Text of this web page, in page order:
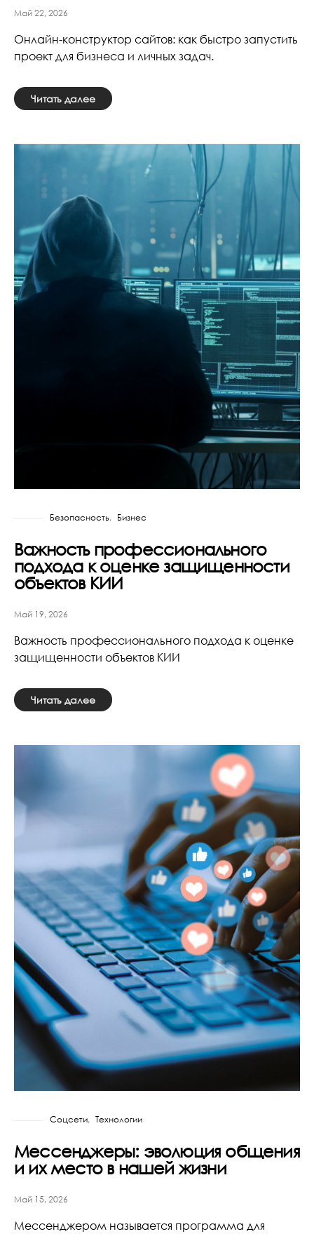
Май 22, 2026
Онлайн-конструктор сайтов: как быстро запустить
проект для бизнеса и личных задач.
Читать далее
Безопасность Бизнес
Важность профессионального
подхода к оценке защищенности
объектов КИИ
Май 19, 2026
Важность профессионального подхода к оценке
защищенности объектов КИИ
Читать далее
Соцсети Технологии
Мессенджеры: эволюция общения
и их место в нашей жизни
Май 15, 2026
Мессенджером называется программа для